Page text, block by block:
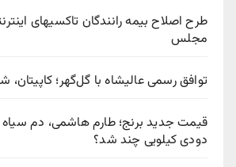
طرح اصلاح بیمه رانندگان تاکسیهای
مجلس
توافق رسمی عالیشاه با گل‌گهر؛
قیمت جدید برنج؛ طارم هاشمی، دم سیاه
دودی کیلویی چند شد؟